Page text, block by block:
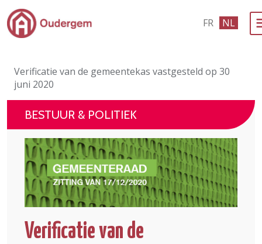
Ga naar de hoofdinhoud FR NL
Evenementen & Verenigingen
eLoket
Leven in Oudergem
In 1 klik
Verificatie van de gemeentekas vastgesteld op 30
juni 2020
BESTUUR & POLITIEK
Verificatie van de